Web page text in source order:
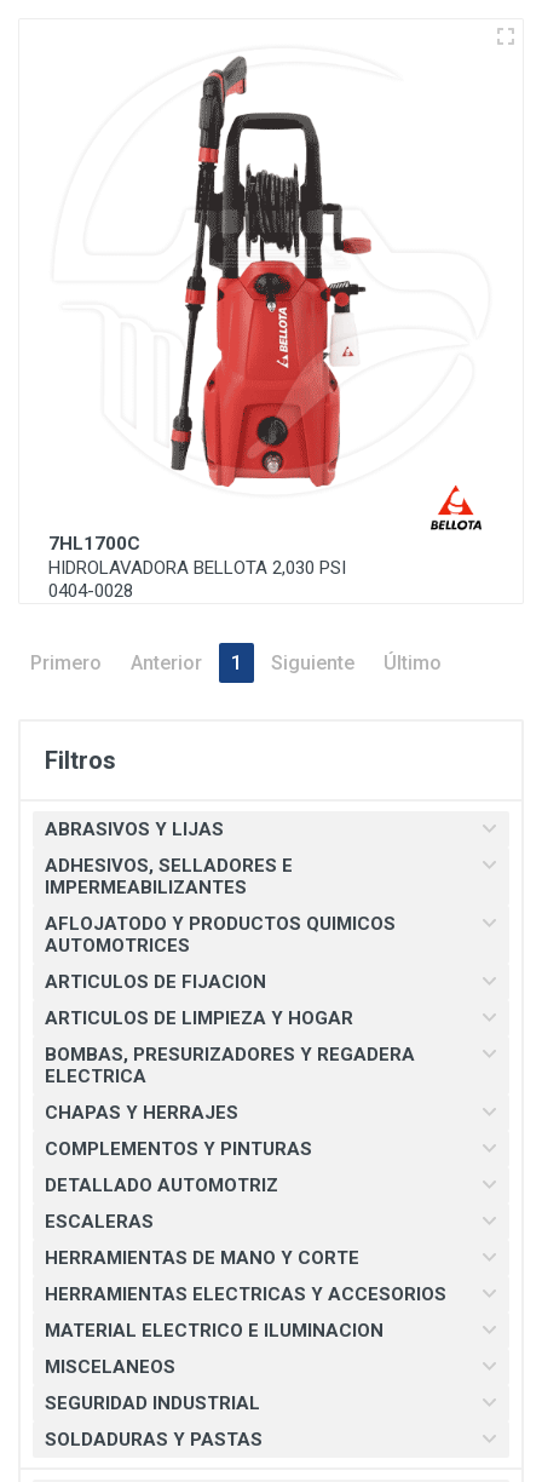
Filtros
ABRASIVOS Y LIJAS
ADHESIVOS, SELLADORES E
IMPERMEABILIZANTES
AFLOJATODO Y PRODUCTOS QUIMICOS
AUTOMOTRICES
ARTICULOS DE FIJACION
ARTICULOS DE LIMPIEZA Y HOGAR
BOMBAS, PRESURIZADORES Y REGADERA
ELECTRICA
CHAPAS Y HERRAJES
COMPLEMENTOS Y PINTURAS
DETALLADO AUTOMOTRIZ
ESCALERAS
HERRAMIENTAS DE MANO Y CORTE
HERRAMIENTAS ELECTRICAS Y ACCESORIOS
MATERIAL ELECTRICO E ILUMINACION
MISCELANEOS
SEGURIDAD INDUSTRIAL
SOLDADURAS Y PASTAS
7HL1700C
HIDROLAVADORA BELLOTA 2,030 PSI
0404-0028
Primero Anterior 1 Siguiente Último